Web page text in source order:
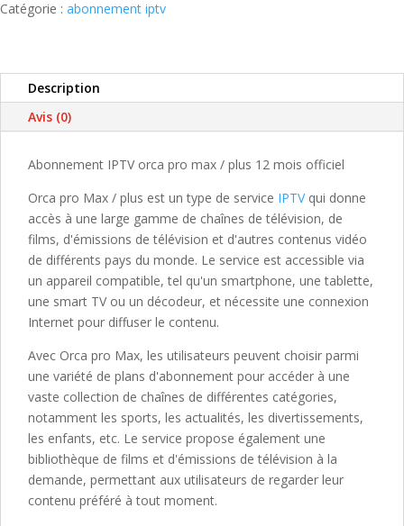
ORCA
/
PLUS
MOIS
Catégorie : abonnement iptv
Description
Avis (0)
Abonnement IPTV orca pro max / plus 12 mois officiel
Orca pro Max / plus est un type de service IPTVqui donne
accès à une large gamme de chaînes de télévision, de
films, d'émissions de télévision et d'autres contenus vidéo
de différents pays du monde. Le service est accessible via
un appareil compatible, tel qu'un smartphone, une tablette,
une smart TV ou un décodeur, et nécessite une connexion
Internet pour diffuser le contenu.
Avec Orca pro Max, les utilisateurs peuvent choisir parmi
une variété de plans d'abonnement pour accéder à une
vaste collection de chaînes de différentes catégories,
notamment les sports, les actualités, les divertissements,
les enfants, etc. Le service propose également une
bibliothèque de films et d'émissions de télévision à la
demande, permettant aux utilisateurs de regarder leur
contenu préféré à tout moment.